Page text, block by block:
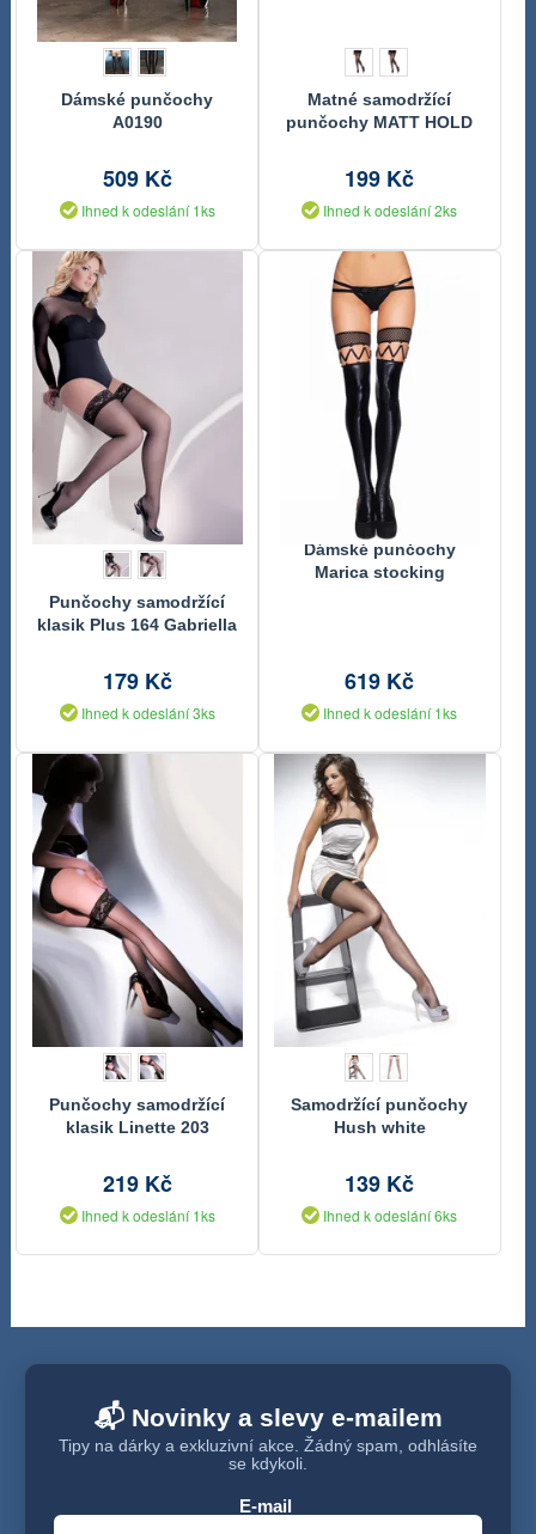
Dámské punčochy
A0190
509 Kč
Ihned k odeslání 1ks
Matné samodržící
punčochy MATT HOLD
199 Kč
Ihned k odeslání 2ks
Punčochy samodržící
klasik Plus 164 Gabriella
179 Kč
Ihned k odeslání 3ks
Dámské punčochy
Marica stocking
619 Kč
Ihned k odeslání 1ks
Punčochy samodržící
klasik Linette 203
219 Kč
Ihned k odeslání 1ks
Samodržící punčochy
Hush white
139 Kč
Ihned k odeslání 6ks
📬 Novinky a slevy e-mailem
Tipy na dárky a exkluzivní akce. Žádný spam, odhlásíte
se kdykoli.
E-mail